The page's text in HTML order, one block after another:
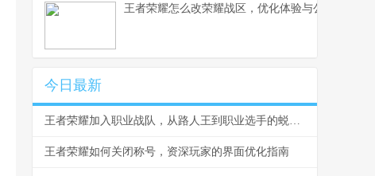
王者荣耀怎么改荣耀战区，优化体验与公平之路
今日最新
王者荣耀加入职业战队，从路人王到职业选手的蜕变之路
王者荣耀如何关闭称号，资深玩家的界面优化指南